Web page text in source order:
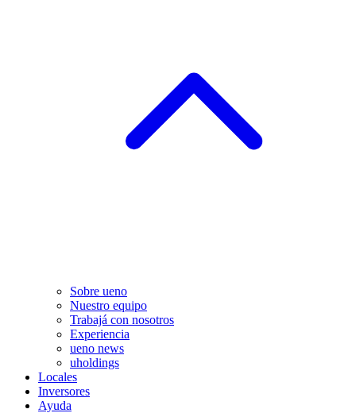
Sobre ueno
Nuestro equipo
Trabajá con nosotros
Experiencia
ueno news
uholdings
Locales
Inversores
Ayuda